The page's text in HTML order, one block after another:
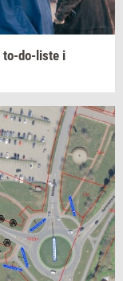
to-​do-liste i